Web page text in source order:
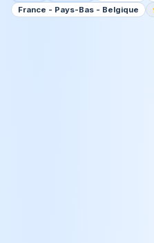
France - Pays-Bas - Belgique